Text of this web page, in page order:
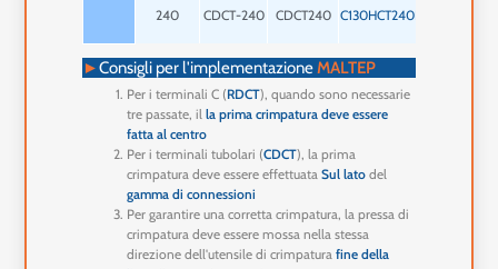
240 CDCT-240 CDCT240 C130HCT240L14
►Consigli per l'implementazioneMALTEP
Per i terminali C (RDCT), quando sono necessarie
tre passate, illa prima crimpatura deve essere
fatta al centro
Per i terminali tubolari (CDCT), la prima
crimpatura deve essere effettuataSul lato del
gamma di connessioni
Per garantire una corretta crimpatura, la pressa di
crimpatura deve essere mossa nella stessa
direzione dell'utensile di crimpaturafine della